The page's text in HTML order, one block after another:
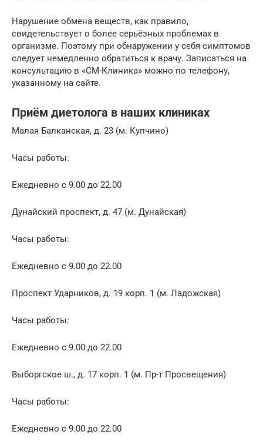
Нарушение обмена веществ, как правило,
свидетельствует о более серьёзных проблемах в
организме. Поэтому при обнаружении у себя симптомов
следует немедленно обратиться к врачу. Записаться на
консультацию в «СМ-Клиника» можно по телефону,
указанному на сайте.
Приём диетолога в наших клиниках
Малая Балканская, д. 23 (м. Купчино)
Часы работы:
Ежедневно с 9.00 до 22.00
Дунайский проспект, д. 47 (м. Дунайская)
Часы работы:
Ежедневно с 9.00 до 22.00
Проспект Ударников, д. 19 корп. 1 (м. Ладожская)
Часы работы:
Ежедневно с 9.00 до 22.00
Выборгское ш., д. 17 корп. 1 (м. Пр-т Просвещения)
Часы работы:
Ежедневно с 9.00 до 22.00